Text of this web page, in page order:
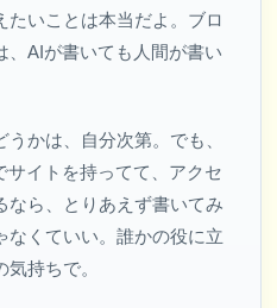
たいことは本当だよ。ブロ
、AIが書いても人間が書い
かは、自分次第。でも、
サイトを持ってて、アクセ
なら、とりあえず書いてみ
なくていい。誰かの役に立
持ちで。